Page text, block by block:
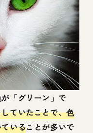
「グリーン」で
ていたことで、色
いることが多いで